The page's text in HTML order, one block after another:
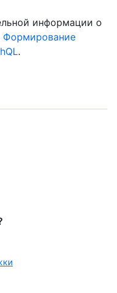
информации о
Формирование
.